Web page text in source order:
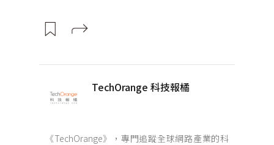
TechOrange 科技報橘
《TechOrange》，專門追蹤全球網路產業的科